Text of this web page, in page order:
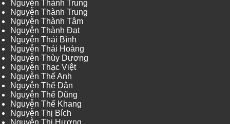
Nguyễn Thành Trung
Nguyễn Thành Trung
Nguyễn Thành Tâm
Nguyễn Thành Đạt
Nguyễn Thái Bình
Nguyễn Thái Hoàng
Nguyễn Thùy Dương
Nguyễn Thạc Việt
Nguyễn Thế Anh
Nguyễn Thế Dân
Nguyễn Thế Dũng
Nguyễn Thế Khang
Nguyễn Thị Bích